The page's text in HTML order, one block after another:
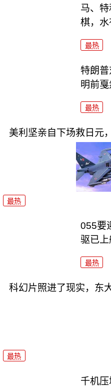
马、
棋，水
最热
特朗
明前戛
最热
美利坚亲自下场救日元
最热
055要
驱已上
最热
科幻片照进了现实，东
最热
千机